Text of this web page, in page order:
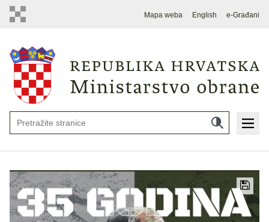
Mapa weba English e-Građani